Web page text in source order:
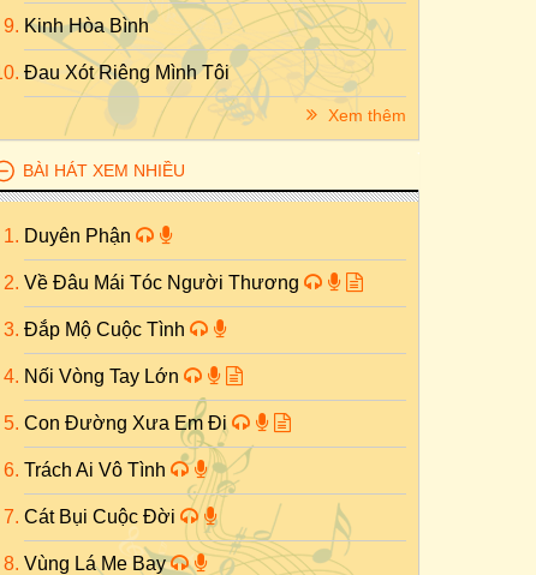
Kinh Hòa Bình
Đau Xót Riêng Mình Tôi
Xem thêm
BÀI HÁT XEM NHIỀU
Duyên Phận
Về Đâu Mái Tóc Người Thương
Đắp Mộ Cuộc Tình
Nối Vòng Tay Lớn
Con Đường Xưa Em Đi
Trách Ai Vô Tình
Cát Bụi Cuộc Đời
Vùng Lá Me Bay